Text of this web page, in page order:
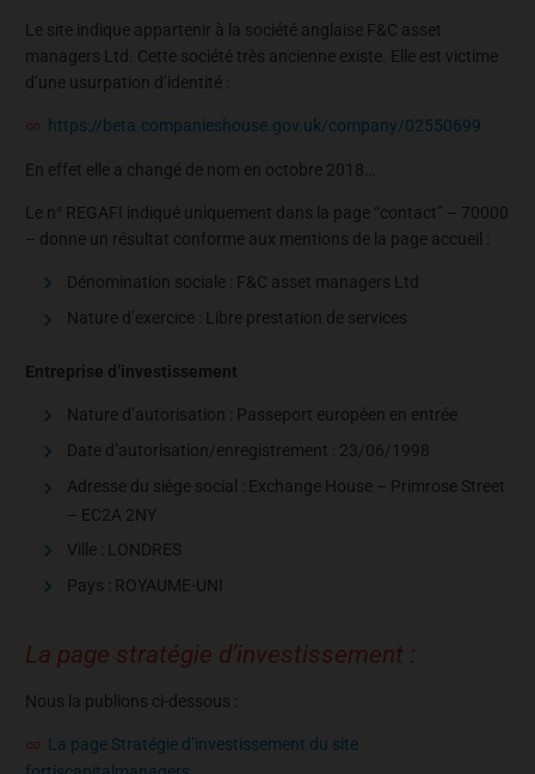
Le site indique appartenir à la société anglaise F&C asset
managers Ltd. Cette société très ancienne existe. Elle est victime
d’une usurpation d’identité :
https://beta.companieshouse.gov.uk/company/02550699
En effet elle a changé de nom en octobre 2018…
Le n° REGAFI indiqué uniquement dans la page “contact” – 70000
– donne un résultat conforme aux mentions de la page accueil :
Dénomination sociale : F&C asset managers Ltd
Nature d’exercice : Libre prestation de services
Entreprise d’investissement
Nature d’autorisation : Passeport européen en entrée
Date d’autorisation/enregistrement : 23/06/1998
Adresse du siège social : Exchange House – Primrose Street
– EC2A 2NY
Ville : LONDRES
Pays : ROYAUME-UNI
La page stratégie d’investissement :
Nous la publions ci-dessous :
La page Stratégie d’investissement du site